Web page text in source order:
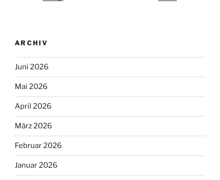
ARCHIV
Juni 2026
Mai 2026
April 2026
März 2026
Februar 2026
Januar 2026